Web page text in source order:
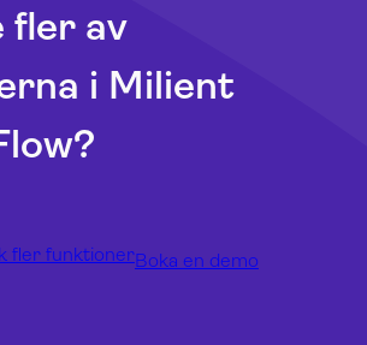
fler av
i Milient
fler funktionerBoka en demo